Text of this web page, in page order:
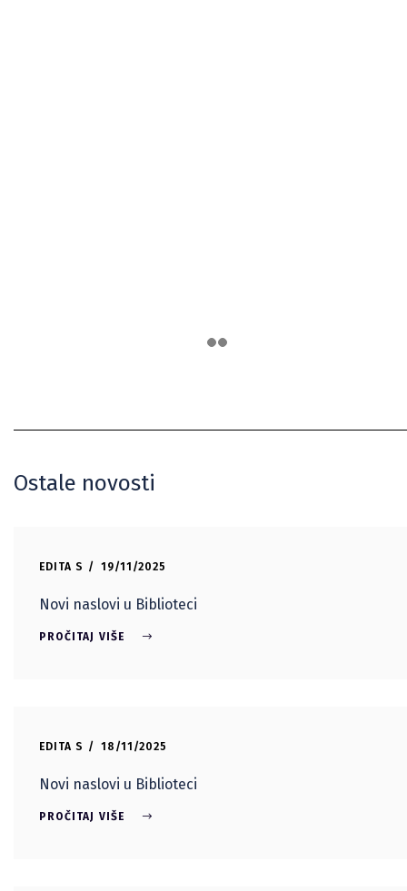
Ostale novosti
EDITA S 19/11/2025
Novi naslovi u Biblioteci
PROČITAJ VIŠE
EDITA S 18/11/2025
Novi naslovi u Biblioteci
PROČITAJ VIŠE